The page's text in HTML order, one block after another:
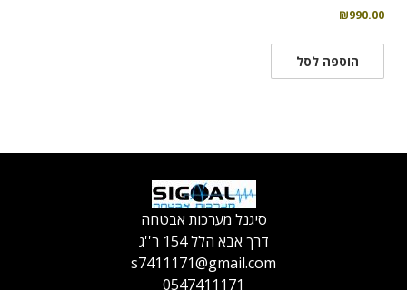
₪990.00
הוספה לסל
סיגנל מערכות אבטחה
דרך אבא הלל 154 ר''ג
s7411171@gmail.com
0547411171